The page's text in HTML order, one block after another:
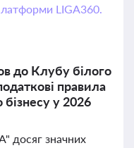
LIGA360.
до Клубу білого
правила
у 2026
досяг значних